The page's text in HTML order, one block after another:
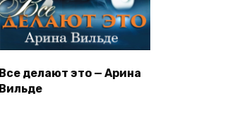
Все делают это — Арина
Вильде